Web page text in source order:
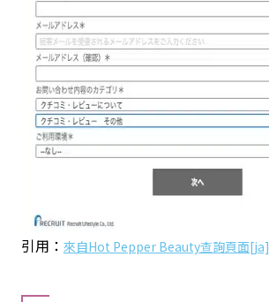
引用： 來自Hot Pepper Beauty查詢頁面[ja]